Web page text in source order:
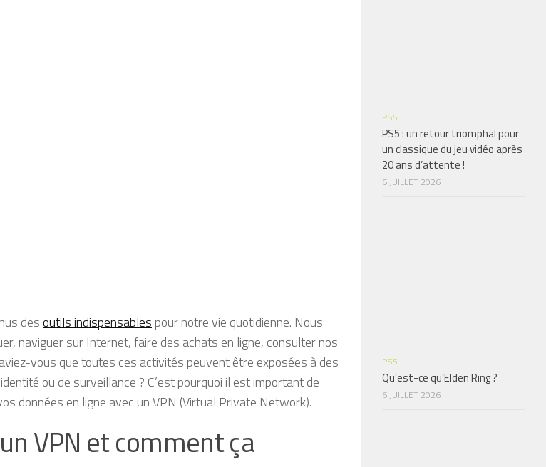
desoutils indispensables pour notre vie quotidienne. Nous
naviguer sur Internet, faire des achats en ligne, consulter nos
vous que toutes ces activités peuvent être exposées à des
ou de surveillance ? C’est pourquoi il est important de
données en ligne avec un VPN (Virtual Private Network).
VPN et comment ça
PS5
PS5 : un retour triomphal pour
un classique du jeu vidéo après
20 ans d’attente !
6 JUILLET 2026
PS5
Qu’est-ce qu’Elden Ring ?
6 JUILLET 2026